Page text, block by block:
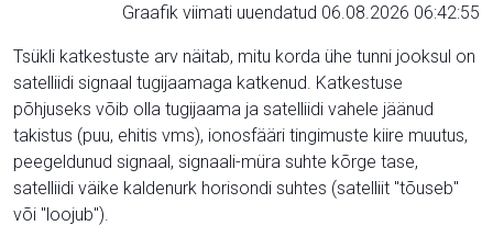
Graafik viimati uuendatud 06.08.2026 06:42:55
Tsükli katkestuste arv näitab, mitu korda ühe tunni jooksul on
satelliidi signaal tugijaamaga katkenud. Katkestuse
põhjuseks võib olla tugijaama ja satelliidi vahele jäänud
takistus (puu, ehitis vms), ionosfääri tingimuste kiire muutus,
peegeldunud signaal, signaali-müra suhte kõrge tase,
satelliidi väike kaldenurk horisondi suhtes (satelliit "tõuseb"
või "loojub").